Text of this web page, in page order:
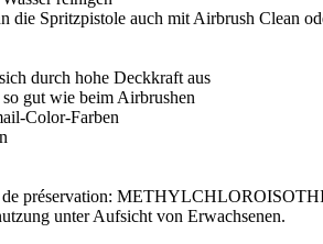
die Spritzpistole auch mit Airbrush Clean
durch hohe Deckkraft aus
gut wie beim Airbrushen
Color-Farben
de préservation:
unter Aufsicht von Erwachsenen.